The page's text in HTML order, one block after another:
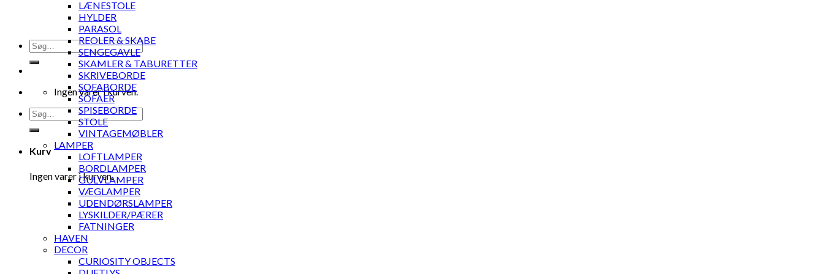
Søg
efter:
Ingen varer i kurven.
Søg
efter:
Kurv
Ingen varer i kurven.
LÆNESTOLE
HYLDER
PARASOL
REOLER & SKABE
SENGEGAVLE
SKAMLER & TABURETTER
SKRIVEBORDE
SOFABORDE
SOFAER
SPISEBORDE
STOLE
VINTAGEMØBLER
LAMPER
LOFTLAMPER
BORDLAMPER
GULVLAMPER
VÆGLAMPER
UDENDØRSLAMPER
LYSKILDER/PÆRER
FATNINGER
HAVEN
DECOR
CURIOSITY OBJECTS